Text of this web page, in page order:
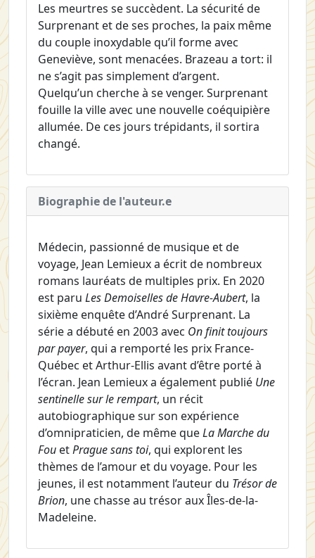
Les meurtres se succèdent. La sécurité de
Surprenant et de ses proches, la paix même
du couple inoxydable qu’il forme avec
Geneviève, sont menacées. Brazeau a tort: il
ne s’agit pas simplement d’argent.
Quelqu’un cherche à se venger. Surprenant
fouille la ville avec une nouvelle coéquipière
allumée. De ces jours trépidants, il sortira
changé.
Biographie de l'auteur.e
Médecin, passionné de musique et de
voyage, Jean Lemieux a écrit de nombreux
romans lauréats de multiples prix. En 2020
est paru Les Demoiselles de Havre-Aubert, la
sixième enquête d’André Surprenant. La
série a débuté en 2003 avec On finit toujours
par payer, qui a remporté les prix France-
Québec et Arthur-Ellis avant d’être porté à
l’écran. Jean Lemieux a également publié Une
sentinelle sur le rempart, un récit
autobiographique sur son expérience
d’omnipraticien, de même queLa Marche du
Fou etPrague sans toi, qui explorent les
thèmes de l’amour et du voyage. Pour les
jeunes, il est notamment l’auteur du Trésor de
Brion, une chasse au trésor aux Îles-de-la-
Madeleine.